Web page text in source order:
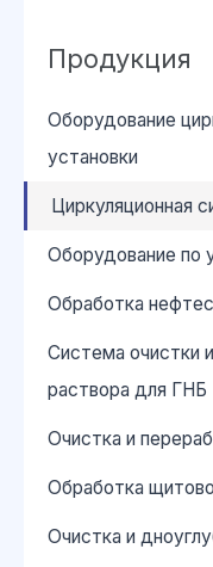
Продукция
Оборудование
установки
Циркуляционная
Оборудование по
Обработка
Система очистки
раствора для ГНБ
Очистка и
Обработка
Очистка и